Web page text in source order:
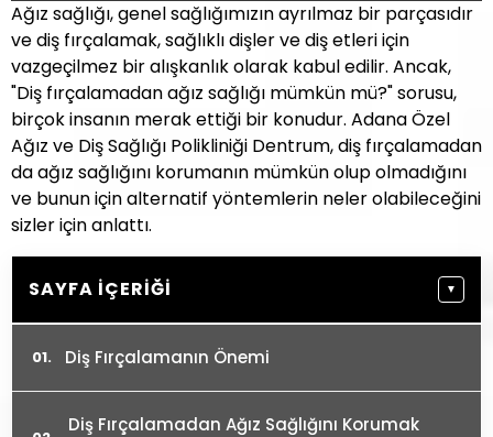
Ağız sağlığı, genel sağlığımızın ayrılmaz bir parçasıdır
ve diş fırçalamak, sağlıklı dişler ve diş etleri için
vazgeçilmez bir alışkanlık olarak kabul edilir. Ancak,
"Diş fırçalamadan ağız sağlığı mümkün mü?" sorusu,
birçok insanın merak ettiği bir konudur. Adana Özel
Ağız ve Diş Sağlığı Polikliniği Dentrum, diş fırçalamadan
da ağız sağlığını korumanın mümkün olup olmadığını
ve bunun için alternatif yöntemlerin neler olabileceğini
sizler için anlattı.
SAYFA İÇERIĞI ▼
Diş Fırçalamanın Önemi
Diş Fırçalamadan Ağız Sağlığını Korumak